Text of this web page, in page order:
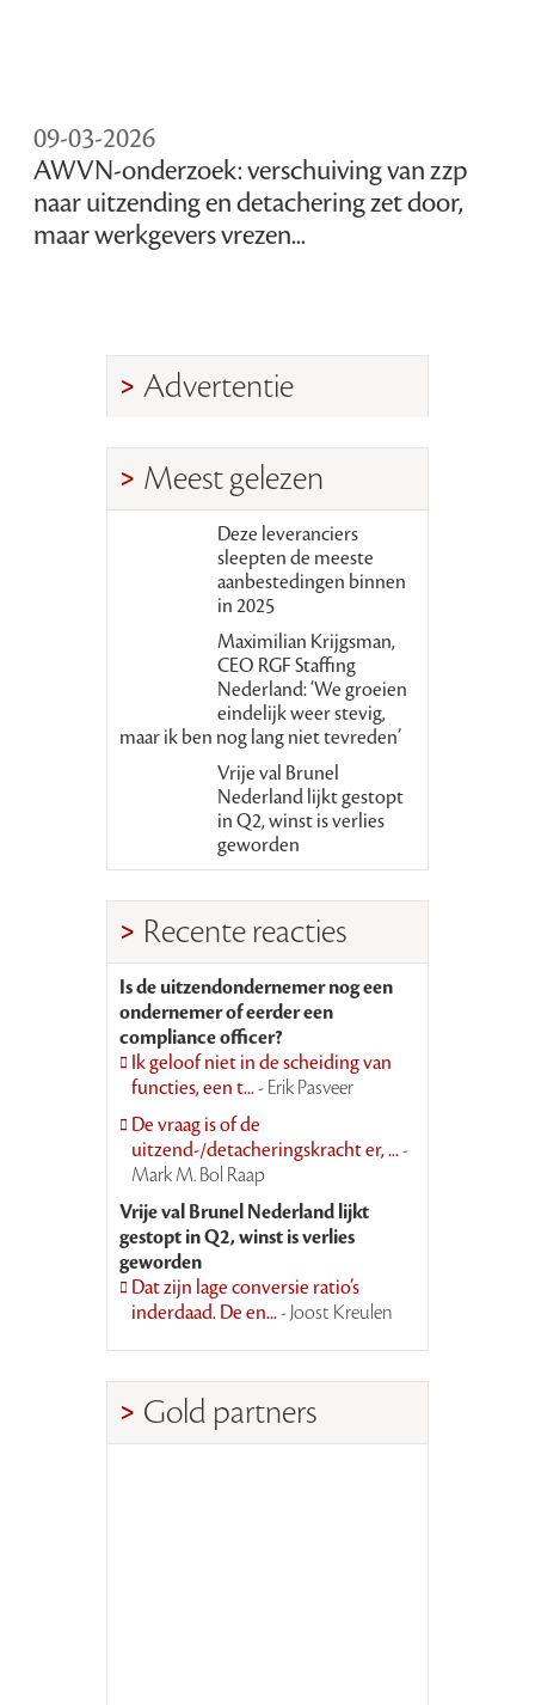
09-03-2026
AWVN-onderzoek: verschuiving van zzp
naar uitzending en detachering zet door,
maar werkgevers vrezen...
Advertentie
Meest gelezen
Deze leveranciers
sleepten de meeste
aanbestedingen binnen
in 2025
Maximilian Krijgsman,
CEO RGF Staffing
Nederland: ‘We groeien
eindelijk weer stevig,
maar ik ben nog lang niet tevreden’
Vrije val Brunel
Nederland lijkt gestopt
in Q2, winst is verlies
geworden
Recente reacties
Is de uitzendondernemer nog een
ondernemer of eerder een
compliance officer?
Ik geloof niet in de scheiding van
functies, een t...- Erik Pasveer
De vraag is of de
uitzend-/detacheringskracht er, ...-
Mark M. Bol Raap
Vrije val Brunel Nederland lijkt
gestopt in Q2, winst is verlies
geworden
Dat zijn lage conversie ratio’s
inderdaad. De en...- Joost Kreulen
Gold partners